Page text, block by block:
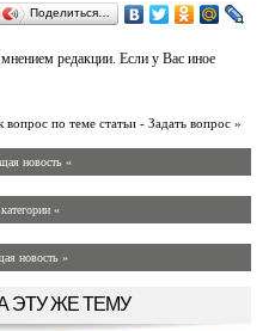
Поделиться…
редакции. Если у Вас иное
вопрос по теме статьи - Задать вопрос »
новость «
«
новость »
ЭТУ ЖЕ ТЕМУ